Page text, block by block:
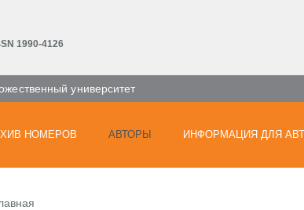
1990-4126
университет
НОМЕРОВ АВТОРЫ ИНФОРМАЦИЯ ДЛЯ